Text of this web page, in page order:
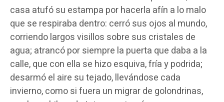
casa atufó su estampa por hacerla afín a lo malo
que se respiraba dentro: cerró sus ojos al mundo,
corriendo largos visillos sobre sus cristales de
agua; atrancó por siempre la puerta que daba a la
calle, que con ella se hizo esquiva, fría y podrida;
desarmó el aire su tejado, llevándose cada
invierno, como si fuera un migrar de golondrinas,